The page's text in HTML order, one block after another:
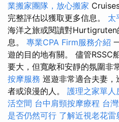
業搬家團隊，放心搬家
完整評估以獲取更多信息。 太
海洋之旅或閱讀對Hurtigruten
息。 專業CPA Firm服務介紹
遊的目的地有關。 儘管RSSC
要大，但寬敞和安靜的氛圍非
按摩服務 巡遊非常適合夫妻
者或浪漫的人。 護理之家單人
活空間 台中肩頸按摩療程 台
是否仍然可行 了解近視老花雷